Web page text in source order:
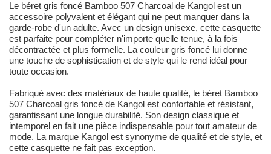
Le béret gris foncé Bamboo 507 Charcoal de Kangol est un
accessoire polyvalent et élégant qui ne peut manquer dans la
garde-robe d'un adulte. Avec un design unisexe, cette casquette
est parfaite pour compléter n'importe quelle tenue, à la fois
décontractée et plus formelle. La couleur gris foncé lui donne
une touche de sophistication et de style qui le rend idéal pour
toute occasion.
Fabriqué avec des matériaux de haute qualité, le béret Bamboo
507 Charcoal gris foncé de Kangol est confortable et résistant,
garantissant une longue durabilité. Son design classique et
intemporel en fait une pièce indispensable pour tout amateur de
mode. La marque Kangol est synonyme de qualité et de style, et
cette casquette ne fait pas exception.